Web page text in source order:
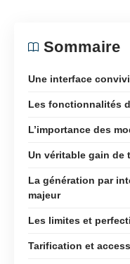
Sommaire
Une interface
Les fonctionnalités
L’importance des
Un véritable gain de
La génération par
majeur
Les limites et
Tarification et